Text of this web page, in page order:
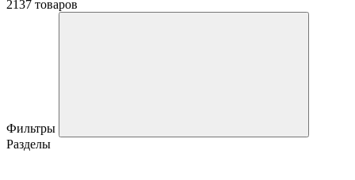
2137 товаров
Фильтры
Разделы